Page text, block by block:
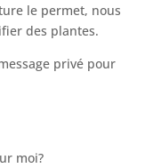
le permet, nous
des plantes.
privé pour
moi?